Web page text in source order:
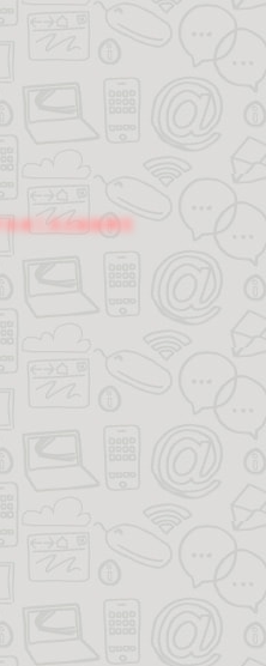
者工具后刷新网页